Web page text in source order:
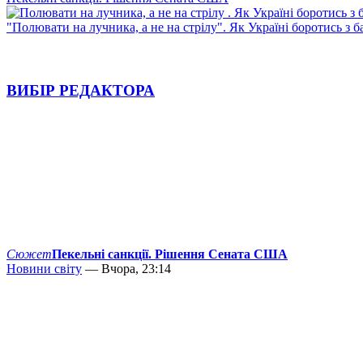
"Полювати на лучника, а не на стрілу". Як Україні боротись з
ВИБІР РЕДАКТОРА
СюжетПекельні санкції. Рішення Сената США
Новини світу — Вчора, 23:14